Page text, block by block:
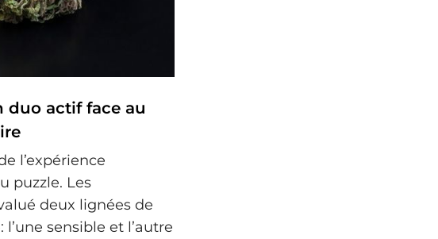
duo actif face au
l’expérience
puzzle. Les
deux lignées de
l’une sensible et l’autre